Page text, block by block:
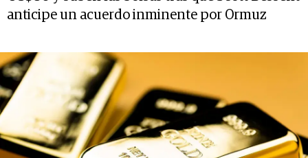
anticipe un acuerdo inminente por Ormuz